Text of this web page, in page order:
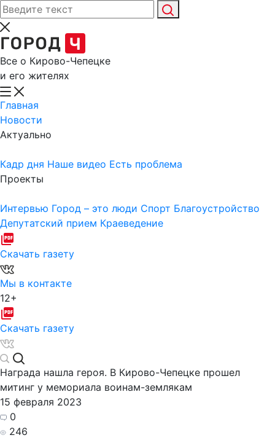
Все о Кирово-Чепецке
и его жителях
Главная
Новости
Актуально
Кадр дня Наше видео Есть проблема
Проекты
Интервью Город – это люди Спорт Благоустройство
Депутатский прием Краеведение
Скачать газету
Мы в контакте
12+
Скачать газету
Награда нашла героя. В Кирово-Чепецке прошел
митинг у мемориала воинам-землякам
15 февраля 2023
0
246